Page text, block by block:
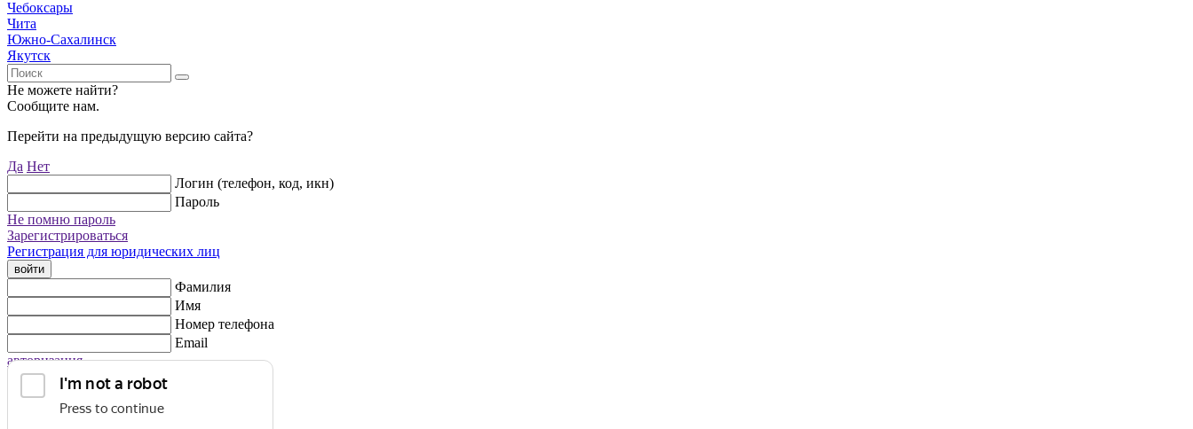
Чебоксары
Чита
Южно-Сахалинск
Якутск
Не можете найти?
Сообщите нам.
Перейти на предыдущую версию сайта?
Да Нет
Логин (телефон, код, икн)
Пароль
Не помню пароль
Зарегистрироваться
Регистрация для юридических лиц
войти
Фамилия
Имя
Номер телефона
Email
авторизация
Регистрация для юридических лиц